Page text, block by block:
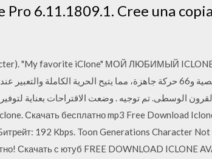
6.11.1809.1. Cree una
"My favorite iClone" МОЙ ЛЮБИМЫЙ
Скачать бесплатно mp3 Free Download
192 Kbps. Toon Generations Character
Скачать с ютуб FREE DOWNLOAD ICLONE